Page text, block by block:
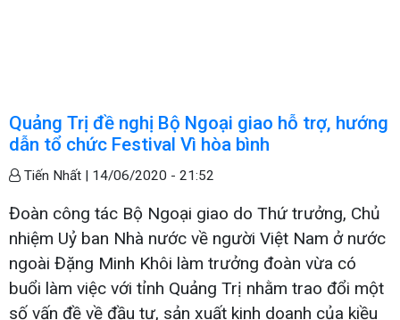
Quảng Trị đề nghị Bộ Ngoại giao hỗ trợ, hướng
dẫn tổ chức Festival Vì hòa bình
Tiến Nhất | 14/06/2020 - 21:52
Đoàn công tác Bộ Ngoại giao do Thứ trưởng, Chủ
nhiệm Uỷ ban Nhà nước về người Việt Nam ở nước
ngoài Đặng Minh Khôi làm trưởng đoàn vừa có
buổi làm việc với tỉnh Quảng Trị nhằm trao đổi một
số vấn đề về đầu tư, sản xuất kinh doanh của kiều